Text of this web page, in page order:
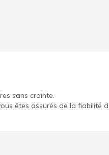
sans crainte.
êtes assurés de la fiabilité